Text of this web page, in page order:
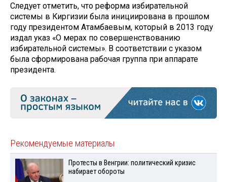
Следует отметить, что реформа избирательной
системы в Киргизии была инициирована в прошлом
году президентом Атамбаевым, который в 2013 году
издал указ «О мерах по совершенствованию
избирательной системы». В соответствии с указом
была сформирована рабочая группа при аппарате
президента.
Рекомендуемые материалы
Протесты в Венгрии: политический кризис
набирает обороты